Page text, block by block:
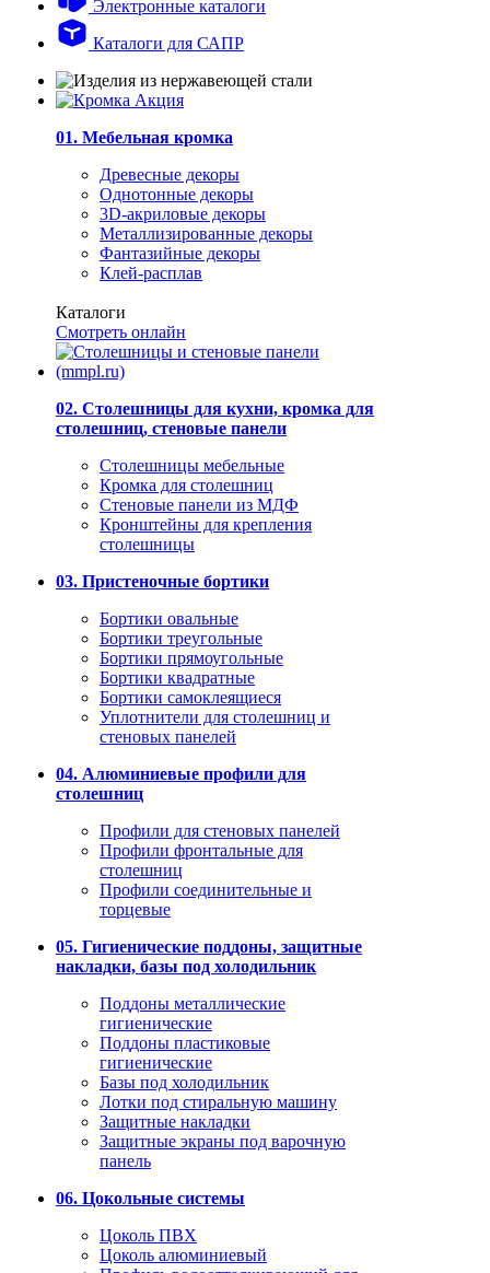
Электронные каталоги
Каталоги для САПР
01. Мебельная кромка
Древесные декоры
Однотонные декоры
3D-акриловые декоры
Металлизированные декоры
Фантазийные декоры
Клей-расплав
Каталоги
Смотреть онлайн
02. Столешницы для кухни, кромка для
столешниц, стеновые панели
Столешницы мебельные
Кромка для столешниц
Стеновые панели из МДФ
Кронштейны для крепления
столешницы
03. Пристеночные бортики
Бортики овальные
Бортики треугольные
Бортики прямоугольные
Бортики квадратные
Бортики самоклеящиеся
Уплотнители для столешниц и
стеновых панелей
04. Алюминиевые профили для
столешниц
Профили для стеновых панелей
Профили фронтальные для
столешниц
Профили соединительные и
торцевые
05. Гигиенические поддоны, защитные
накладки, базы под холодильник
Поддоны металлические
гигиенические
Поддоны пластиковые
гигиенические
Базы под холодильник
Лотки под стиральную машину
Защитные накладки
Защитные экраны под варочную
панель
06. Цокольные системы
Цоколь ПВХ
Цоколь алюминиевый